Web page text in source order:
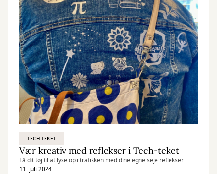
TECH-TEKET
Vær kreativ med reflekser i Tech-teket
Få dit tøj til at lyse op i trafikken med dine egne seje reflekser
11. juli 2024